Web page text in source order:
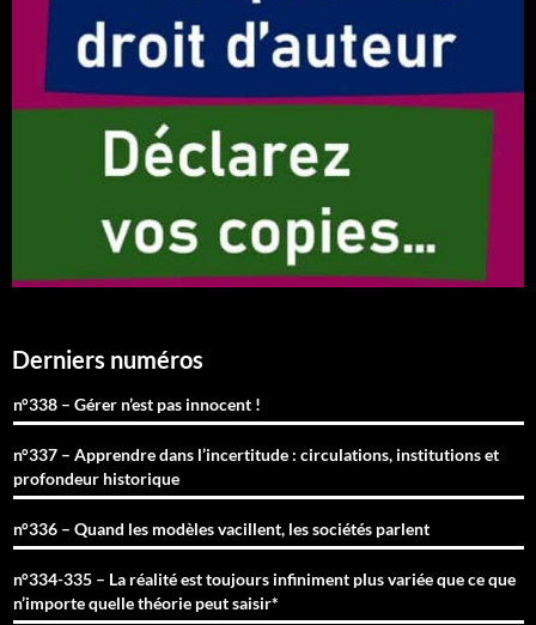
Derniers numéros
n°338 – Gérer n’est pas innocent !
n°337 – Apprendre dans l’incertitude : circulations, institutions et
profondeur historique
n°336 – Quand les modèles vacillent, les sociétés parlent
n°334-335 – La réalité est toujours infiniment plus variée que ce que
n’importe quelle théorie peut saisir*